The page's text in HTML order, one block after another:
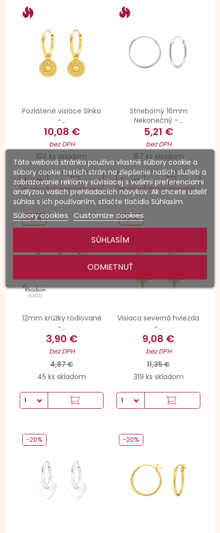
Pozlátené visiace Slnko
-...
10,08 €
bez DPH
124 ks skladom
Strieborný 16mm
Nekonečný -...
5,21 €
bez DPH
157 ks skladom
12mm krúžky ródiované
-...
3,90 €
bez DPH
4,87 €
45 ks skladom
-20%
Visiaca severná hviezda
-...
9,08 €
bez DPH
11,35 €
319 ks skladom
-20%
-20% -20%
Táto webová stránka používa vlastné súbory cookie a
súbory cookie tretích strán na zlepšenie našich služieb a
zobrazovanie reklamy súvisiacej s vašimi preferenciami
analýzou vašich prehliadacích návykov. Ak chcete udeliť
súhlas s ich používaním, stlačte tlačidlo Súhlasím.
Súbory cookies Customize cookies
ODMIETNUŤ
SÚHLASÍM